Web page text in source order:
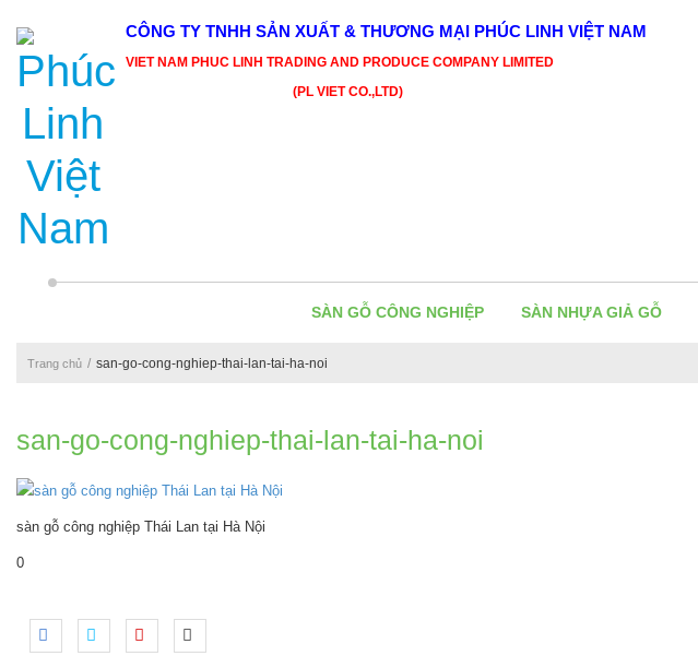
CÔNG TY TNHH SẢN XUẤT & THƯƠNG MẠI PHÚC LINH VIỆT NAM
VIET NAM PHUC LINH TRADING AND PRODUCE COMPANY LIMITED
(PL VIET CO.,LTD)
SÀN GỖ CÔNG NGHIỆP SÀN NHỰA GIẢ GỖ
Trang chủ san-go-cong-nghiep-thai-lan-tai-ha-noi
san-go-cong-nghiep-thai-lan-tai-ha-noi
sàn gỗ công nghiệp Thái Lan tại Hà Nội
0